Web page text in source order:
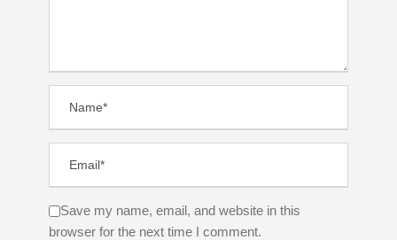
Save my name, email, and website in this
browser for the next time I comment.